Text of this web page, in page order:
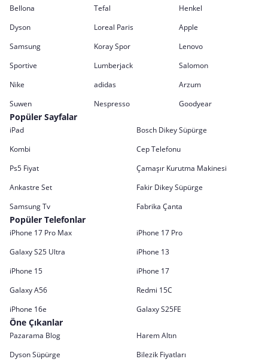
Bellona
Tefal
Henkel
Dyson
Loreal Paris
Apple
Samsung
Koray Spor
Lenovo
Sportive
Lumberjack
Salomon
Nike
adidas
Arzum
Suwen
Nespresso Goodyear
Popüler Sayfalar
iPad
Bosch Dikey Süpürge
Kombi
Cep Telefonu
Ps5 Fiyat
Çamaşır Kurutma Makinesi
Ankastre Set
Fakir Dikey Süpürge
Samsung Tv
Fabrika Çanta
Popüler Telefonlar
iPhone 17 Pro Max
iPhone 17 Pro
Galaxy S25 Ultra
iPhone 13
iPhone 15
iPhone 17
Galaxy A56
Redmi 15C
iPhone 16e
Galaxy S25FE
Öne Çıkanlar
Pazarama Blog
Harem Altın
Dyson Süpürge
Bilezik Fiyatları